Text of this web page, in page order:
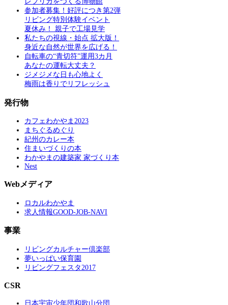
参加者募集！好評につき第2弾
リビング特別体験イベント
夏休み！ 親子で工場見学
私たちの視線・始点 拡大版！
身近な自然が世界を広げる！
自転車の“青切符”運用3カ月
あなたの運転大丈夫？
ジメジメな日も心地よく
梅雨は香りでリフレッシュ
発行物
カフェわかやま2023
まちぐるめぐり
紀州のカレー本
住まいづくりの本
わかやまの建築家 家づくり本
Nest
Webメディア
ロカルわかやま
求人情報GOOD-JOB-NAVI
事業
リビングカルチャー倶楽部
夢いっぱい保育園
リビングフェスタ2017
CSR
日本宇宙少年団和歌山分団